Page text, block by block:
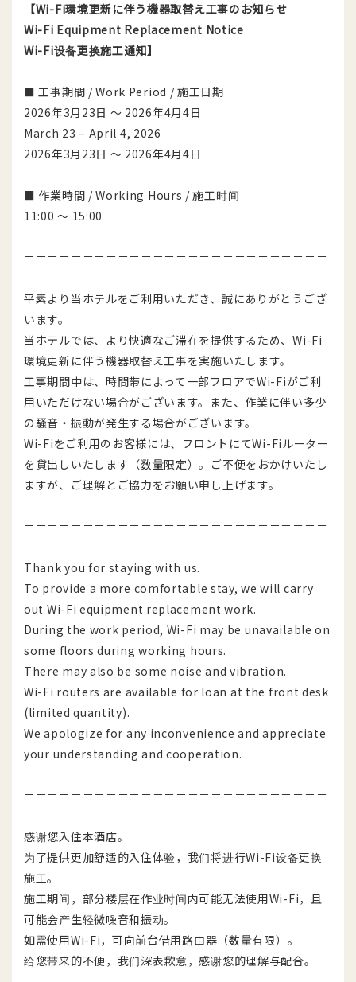
【Wi-Fi環境更新に伴う機器取替え工事のお知らせ
Wi-Fi Equipment Replacement Notice
Wi-Fi设备更换施工通知】
■ 工事期間 / Work Period / 施工日期
2026年3月23日 ～ 2026年4月4日
March 23 – April 4, 2026
2026年3月23日 ～ 2026年4月4日
■ 作業時間 / Working Hours / 施工时间
11:00 ～ 15:00
＝＝＝＝＝＝＝＝＝＝＝＝＝＝＝＝＝＝＝＝＝＝＝＝＝＝
平素より当ホテルをご利用いただき、誠にありがとうござ
います。
当ホテルでは、より快適なご滞在を提供するため、Wi-Fi
環境更新に伴う機器取替え工事を実施いたします。
工事期間中は、時間帯によって一部フロアでWi-Fiがご利
用いただけない場合がございます。また、作業に伴い多少
の騒音・振動が発生する場合がございます。
Wi-Fiをご利用のお客様には、フロントにてWi-Fiルーター
を貸出しいたします（数量限定）。ご不便をおかけいたし
ますが、ご理解とご協力をお願い申し上げます。
＝＝＝＝＝＝＝＝＝＝＝＝＝＝＝＝＝＝＝＝＝＝＝＝＝＝
Thank you for staying with us.
To provide a more comfortable stay, we will carry
out Wi-Fi equipment replacement work.
During the work period, Wi-Fi may be unavailable on
some floors during working hours.
There may also be some noise and vibration.
Wi-Fi routers are available for loan at the front desk
(limited quantity).
We apologize for any inconvenience and appreciate
your understanding and cooperation.
＝＝＝＝＝＝＝＝＝＝＝＝＝＝＝＝＝＝＝＝＝＝＝＝＝＝
感谢您入住本酒店。
为了提供更加舒适的入住体验，我们将进行Wi-Fi设备更换
施工。
施工期间，部分楼层在作业时间内可能无法使用Wi-Fi，且
可能会产生轻微噪音和振动。
如需使用Wi-Fi，可向前台借用路由器（数量有限）。
给您带来的不便，我们深表歉意，感谢您的理解与配合。